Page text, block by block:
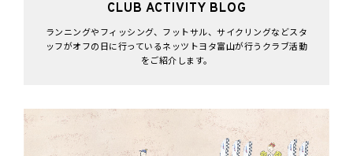
CLUB ACTIVITY BLOG
ランニングやフィッシング、フットサル、サイクリングなどスタ
ッフがオフの日に行っているネッツトヨタ富山が行うクラブ活動
をご紹介します。